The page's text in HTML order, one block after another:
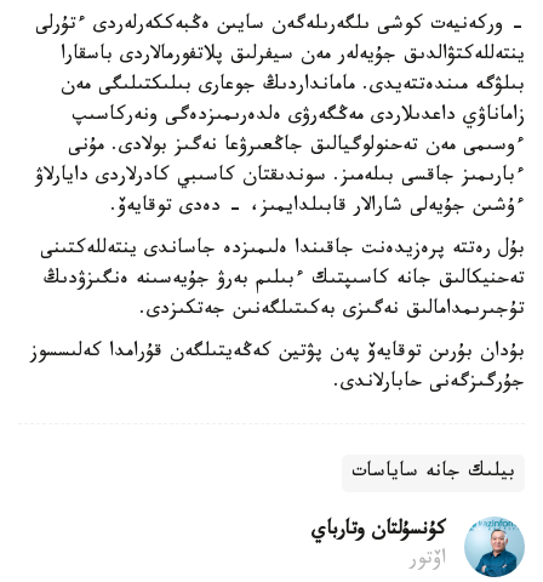
- وركەنيەت كوشى ىلگەرىلەگەن سايىن ەڭبەككەرلەردى ءتۇرلى
ينتەللەكتۋالدىق جۇيەلەر مەن سيفرلىق پلاتفورمالاردى باسقارا
بىلۋگە مىندەتتەيدى. مامانداردىڭ جوعارى بىلىكتىلىگى مەن
زاماناۋي داعدىلاردى مەڭگەرۋى ەلدەرىمىزدەگى ونەركاسىپ
ءوسىمى مەن تەحنولوگيالىق جاڭعىرۋعا نەگىز بولادى. مۇنى
ءبارىمىز جاقسى بىلەمىز. سوندىقتان كاسىبي كادرلاردى دايارلاۋ
ءۇشىن جۇيەلى شارالار قابىلدايمىز، - دەدى توقايەۆ.
بۇل رەتتە پرەزيدەنت جاقىندا ەلىمىزدە جاساندى ينتەللەكتىنى
تەحنيكالىق جانە كاسىپتىك ءبىلىم بەرۋ جۇيەسىنە ەنگىزۋدىڭ
تۇجىرىمدامالىق نەگىزى بەكىتىلگەنىن جەتكىزدى.
بۇدان بۇرىن توقايەۆ پەن پۋتين كەڭەيتىلگەن قۇرامدا كەلىسسوز
جۇرگىزگەنى حابارلاندى.
بيلىك جانە ساياسات
كۇنسۇلتان وتارباي
اۆتور